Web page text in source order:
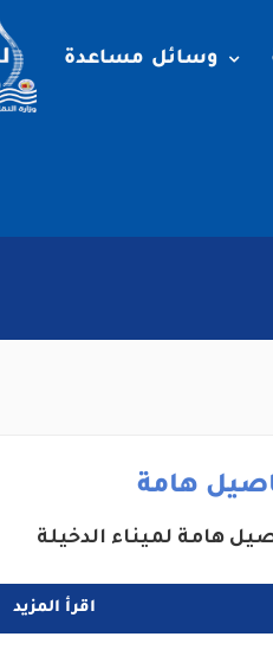
وسائل مساعدة
هامة
هامة لميناء الدخيلة
اقرأ المزيد